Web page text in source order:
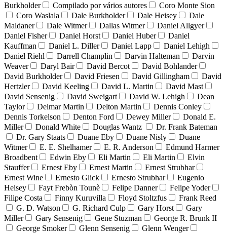
Burkholder
Compilado por vários autores
Coro Monte Sion
Coro Waslala
Dale Burkholder Dale Heisey
Dale
Maldaner
Dale Witmer Dallas Witmer
Daniel Allgyer
Daniel Fisher
Daniel Horst Daniel Huber
Daniel
Kauffman
Daniel L. Diller Daniel Lapp
Daniel Lehigh
Daniel Riehl
Darrell Champlin Darvin Halteman
Darvin
Weaver
Daryl Bair David Bercot
David Bohlander
David Burkholder
David Friesen David Gillingham
David
Hertzler
David Keeling David L. Martin
David Mast
David Sensenig
David Sweigart David W. Lehigh
Dean
Taylor
Delmar Martin Delton Martin
Dennis Conley
Dennis Torkelson
Denton Ford Dewey Miller
Donald E.
Miller
Donald White Douglas Wantz
Dr. Frank Bateman
Dr. Gary Staats
Duane Eby Duane Nisly
Duane
Witmer
E. E. Shelhamer E. R. Anderson
Edmund Harmer
Broadbent
Edwin Eby Eli Martin Eli Martin
Elvin
Stauffer
Ernest Eby Ernest Martin
Ernest Strubhar
Ernest Wine
Ernesto Glick Ernesto Strubhar
Eugenio
Heisey
Fayt Frebòn Tounè Felipe Danner
Felipe Yoder
Filipe Costa
Finny Kuruvilla Floyd Stoltzfus
Frank Reed
G. D. Watson
G. Richard Culp Gary Horst
Gary
Miller
Gary Sensenig Gene Stuzman
George R. Brunk II
George Smoker
Glenn Sensenig Glenn Wenger